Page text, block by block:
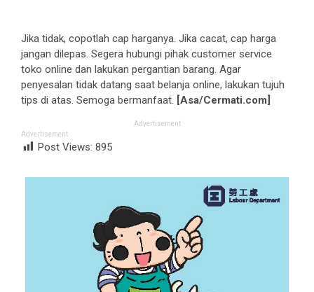
Jika tidak, copotlah cap harganya. Jika cacat, cap harga
jangan dilepas. Segera hubungi pihak customer service
toko online dan lakukan pergantian barang. Agar
penyesalan tidak datang saat belanja online, lakukan tujuh
tips di atas. Semoga bermanfaat. [Asa/Cermati.com]
Advertisement
Advertisement
Post Views: 895